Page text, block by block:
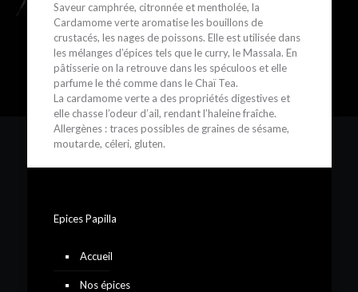
Saveur camphrée, citronnée et mentholée, la
Cardamome verte aromatise les bouillons de
crustacés, les nages de poissons. Elle est utilisée dans
les mélanges d’épices tels que le curry, le Massala. En
pâtisserie on la retrouve dans les spéculoos et elle
parfume le thé comme dans le Chaï Tea.
La cardamome verte a des propriétés digestives et
elle chasse l’odeur d’ail, rendant l’haleine fraîche.
Allergènes : traces possibles de graines de sésame,
moutarde, céleri, gluten.
Epices Papilla
Accueil
Nos épices